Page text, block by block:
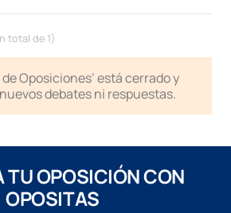
total de 1)
Oposiciones’ está cerrado y
debates ni respuestas.
TU OPOSICIÓN CON
OPOSITAS